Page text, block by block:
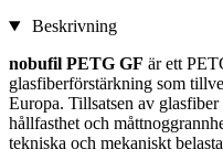
Beskrivning
nobufil PETG GF är ett
glasfiberförstärkning som
Europa. Tillsatsen av
hållfasthet och
tekniska och mekaniskt